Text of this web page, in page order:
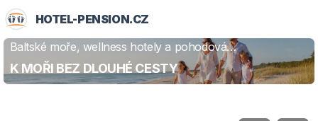
HOTEL-PENSION.CZ
Baltské moře, wellness hotely a pohodová
dovolená
K MOŘI BEZ DLOUHÉ CESTY
ZJISTIT VÍCE